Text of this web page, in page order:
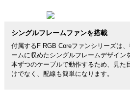
シングルフレームファンを搭載
付属するF RGB Coreファンシリーズは
ームに収めたシングルフレームデザイン
本ずつのケーブルで動作するため、見た
けでなく、配線も簡単になります。